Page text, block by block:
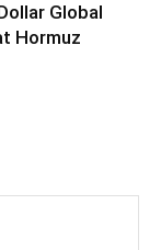
Global
Hormuz